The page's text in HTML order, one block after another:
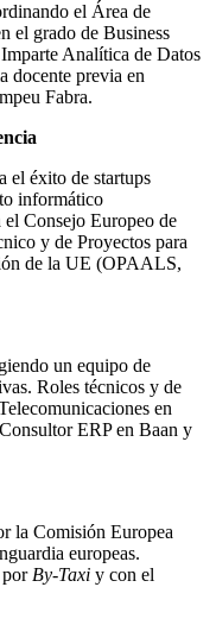
el Área de
el grado de Business
Analítica de Datos
docente previa en
Fabra.
el éxito de startups
informático
el Consejo Europeo de
y de Proyectos para
de la UE (OPAALS,
un equipo de
Roles técnicos y de
en
ERP en Baan y
la Comisión Europea
europeas.
porBy-Taxi y con el